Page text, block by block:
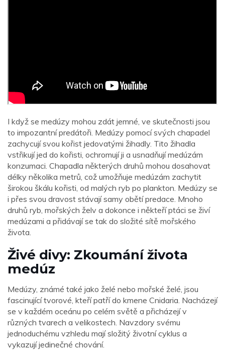
I když se medúzy mohou zdát jemné, ve skutečnosti jsou
to impozantní predátoři. Medúzy pomocí svých chapadel
zachycují svou kořist jedovatými žihadly. Tito žihadla
vstřikují jed do kořisti, ochromují ji a usnadňují medúzám
konzumaci. Chapadla některých druhů mohou dosahovat
délky několika metrů, což umožňuje medúzám zachytit
širokou škálu kořisti, od malých ryb po plankton. Medúzy se
i přes svou dravost stávají samy obětí predace. Mnoho
druhů ryb, mořských želv a dokonce i někteří ptáci se živí
medúzami a přidávají se tak do složité sítě mořského
života.
Živé divy: Zkoumání života
medúz
Medúzy, známé také jako želé nebo mořské želé, jsou
fascinující tvorové, kteří patří do kmene Cnidaria. Nacházejí
se v každém oceánu po celém světě a přicházejí v
různých tvarech a velikostech. Navzdory svému
jednoduchému vzhledu mají složitý životní cyklus a
vykazují jedinečné chování.